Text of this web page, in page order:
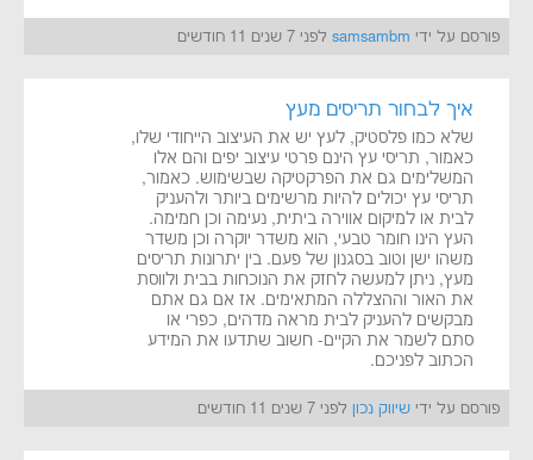
פורסם על ידי samsambm לפני 7 שנים 11 חודשים
איך לבחור תריסים מעץ
שלא כמו פלסטיק, לעץ יש את העיצוב הייחודי שלו,
כאמור, תריסי עץ הינם פרטי עיצוב יפים והם אלו
המשלימים גם את הפרקטיקה שבשימוש. כאמור,
תריסי עץ יכולים להיות מרשימים ביותר ולהעניק
לבית או למיקום אווירה ביתית, נעימה וכן חמימה.
העץ הינו חומר טבעי, הוא משדר יוקרה וכן משדר
משהו ישן וטוב בסגנון של פעם. בין יתרונות תריסים
מעץ, ניתן למעשה לחזק את הנוכחות בבית ולווסת
את האור וההצללה המתאימים. אז אם גם אתם
מבקשים להעניק לבית מראה מדהים, כפרי או
סתם לשמר את הקיים- חשוב שתדעו את המידע
הכתוב לפניכם.
פורסם על ידי שיווק נכון לפני 7 שנים 11 חודשים